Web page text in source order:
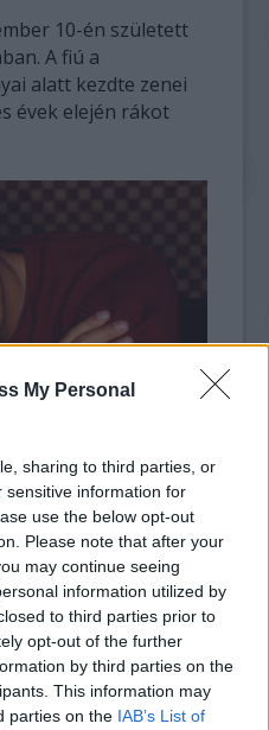
My Personal
sharing to third parties, or
sensitive information for
use the below opt-out
Please note that after your
may continue seeing
information utilized by
to third parties prior to
opt-out of the further
by third parties on the
This information may
parties on the IAB’s List of
10-én született
A fiú a
alatt kezdte zenei
évek elején rákot
hozta, mely
country slágerek
olyan
mint aShe's Sure
you Love Somebody. Az
rendelkeznek.